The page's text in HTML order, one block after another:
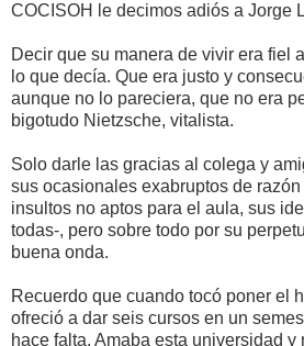
COCISOH le decimos adiós a Jorge
Decir que su manera de vivir era fiel
lo que decía. Que era justo y
aunque no lo pareciera, que no era
bigotudo Nietzsche, vitalista.
Solo darle las gracias al colega y
sus ocasionales exabruptos de
insultos no aptos para el aula, sus
todas-, pero sobre todo por su
buena onda.
Recuerdo que cuando tocó poner el
ofreció a dar seis cursos en un
hace falta. Amaba esta universidad y